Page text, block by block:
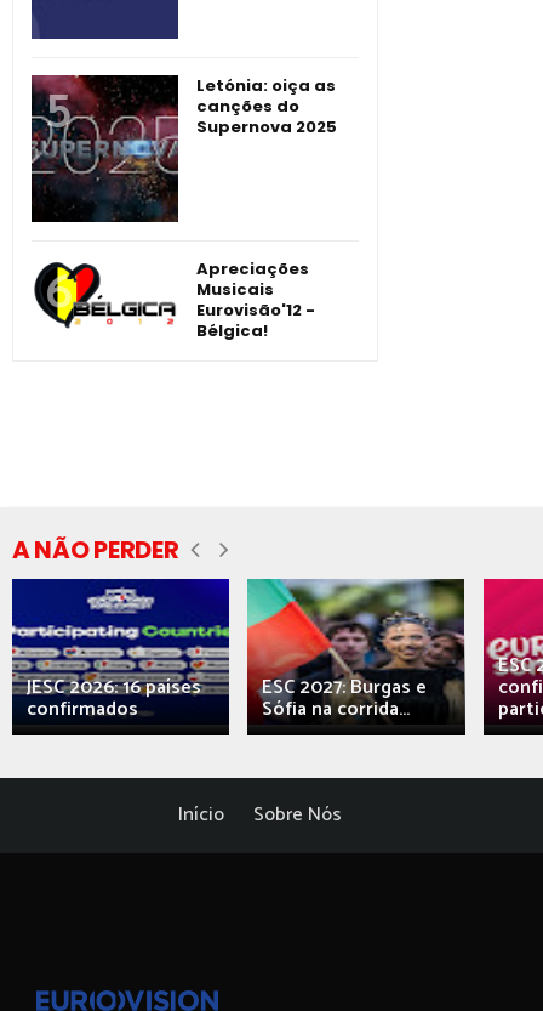
Letónia: oiça as
canções do
Supernova 2025
Apreciações
Musicais
Eurovisão'12 -
Bélgica!
A NÃO PERDER
JESC 2026: 16 países
confirmados
ESC 2027: Burgas e
Sófia na corrida...
ESC
Início Sobre Nós